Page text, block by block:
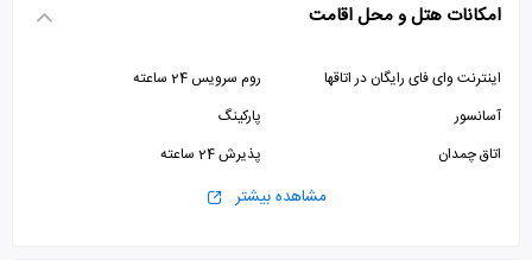
امکانات هتل و محل اقامت
اینترنت وای فای رایگان در اتاقها
روم سرویس 24 ساعته
آسانسور
پارکینگ
اتاق چمدان
پذیرش 24 ساعته
صرافی
مشاهده بیشتر